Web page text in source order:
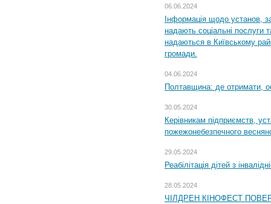
06.06.2024
Інформація щодо установ,
надають соціальні послуги
надаються в Київському
громади.
04.06.2024
Полтавщина: де отримати,
30.05.2024
Керівникам підприємств,
пожежонебезпечного
29.05.2024
Реабілітація дітей з
28.05.2024
ЧІЛДРЕН КІНОФЕСТ